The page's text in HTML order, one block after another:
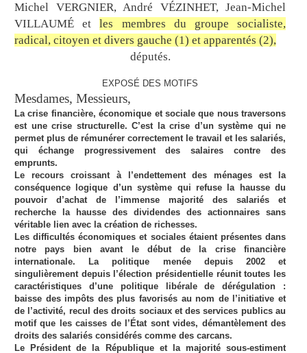
Michel VERGNIER, André VÉZINHET, Jean-Michel
VILLAUMÉ etles membres du groupe socialiste,
radical, citoyen et divers gauche (1) et apparentés (2),
députés.
EXPOSÉ DES MOTIFS
Mesdames, Messieurs,
La crise financière, économique et sociale que nous traversons
est une crise structurelle. C’est la crise d’un système qui ne
permet plus de rémunérer correctement le travail et les salariés,
qui échange progressivement des salaires contre des
emprunts.
Le recours croissant à l’endettement des ménages est la
conséquence logique d’un système qui refuse la hausse du
pouvoir d’achat de l’immense majorité des salariés et
recherche la hausse des dividendes des actionnaires sans
véritable lien avec la création de richesses.
Les difficultés économiques et sociales étaient présentes dans
notre pays bien avant le début de la crise financière
internationale. La politique menée depuis 2002 et
singulièrement depuis l’élection présidentielle réunit toutes les
caractéristiques d’une politique libérale de dérégulation :
baisse des impôts des plus favorisés au nom de l’initiative et
de l’activité, recul des droits sociaux et des services publics au
motif que les caisses de l’État sont vides, démantèlement des
droits des salariés considérés comme des carcans.
Le Président de la République et la majorité sous-estiment